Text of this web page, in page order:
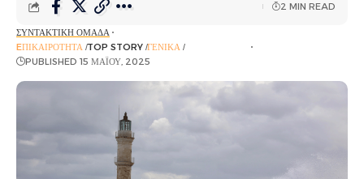
ΣΥΝΤΑΚΤΙΚΉ ΟΜΆΔΑ
EΠΙΚΑΙΡΌΤΗΤΑ TOP STORY ΓΕΝΙΚΆ ΡΟΉ ΕΙΔΉΣΕΩΝ
PUBLISHED 15 ΜΑΪ́ΟΥ, 2025
2 MIN READ